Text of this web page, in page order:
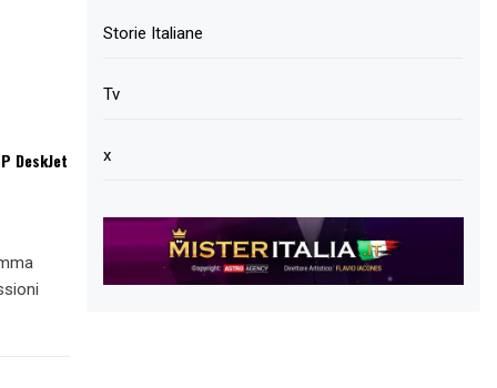
DeskJet
Storie Italiane
Tv
x